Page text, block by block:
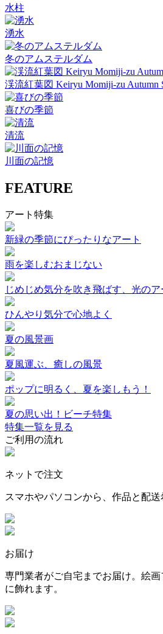
水柱
湧水
冬のアムステルダム
渓流紅葉図 Keiryu Momiji-zu Autumn
喜びの季節
清流
川面の記憶
FEATURE
アート特集
新緑の季節にぴったりなアート
雨を楽しむおまじない
じめじめ気分を吹き飛ばす、光のア
ひんやり気分で心地よく
夏の風景画
夏風運ぶ、癒しの風景
ポップに明るく、夏を楽しもう！
夏の思い出！ビーチ特集
特集一覧を見る
ご利用の流れ
ネットで注文
スマホやパソコンから、作品と配送
お届け
専門業者がご自宅までお届け。絵
に飾れます。